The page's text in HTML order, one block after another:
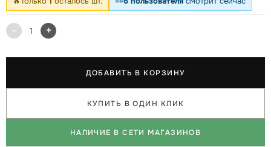
- 1 +
ДОБАВИТЬ В КОРЗИНУ
КУПИТЬ В ОДИН КЛИК
НАЛИЧИЕ В СЕТИ МАГАЗИНОВ